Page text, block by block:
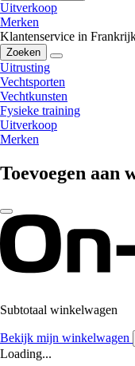
Uitverkoop
Merken
Klantenservice in
Zoeken
Uitrusting
Vechtsporten
Vechtkunsten
Fysieke training
Uitverkoop
Merken
Toevoegen aan
Subtotaal winkelwagen
Bekijk mijn winkelwagen
Loading...